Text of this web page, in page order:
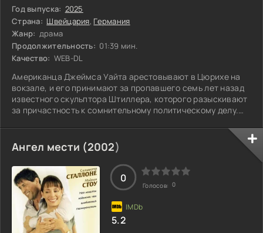
Год выпуска: 2025
Страна: Швейцария, Германия
Жанр: драма
Продолжительность: 01:39 мин.
Качество: WEB-DL
Американца Джеймса Уайта арестовывают в Цюрихе на
вокзале, и его принимают за пропавшего семь лет назад
известного скульптора Штиллера, которого разыскивают
за причастность к сомнительному политическому делу.
ними именно Штиллер. Джеймсу предстоит не только
отстаивать свое имя, но и вступить в трудную борьбу с
системой, чтобы убедить всех и себя, что он не тот, кем
его считают. Оказавшись в водовороте подозрений и
недоверия, он начинает
Ангел мести (2002)
0
Голосов: 0
5.2